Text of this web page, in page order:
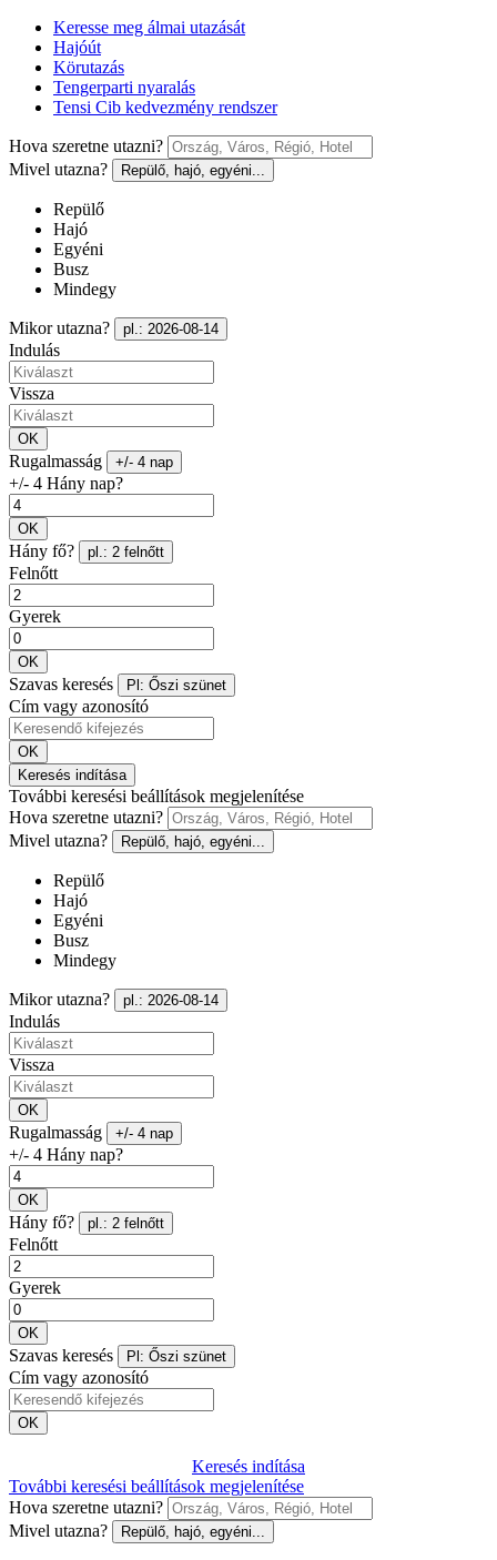
Keresse meg álmai utazását
Hajóút
Körutazás
Tengerparti nyaralás
Tensi Cib kedvezmény rendszer
Hova szeretne utazni?
Mivel utazna?
Repülő, hajó, egyéni...
Repülő
Hajó
Egyéni
Busz
Mindegy
Mikor utazna? pl.: 2026-08-14
Indulás
Vissza
OK
Rugalmasság +/- 4 nap
+/- 4 Hány nap?
OK
Hány fő? pl.: 2 felnőtt
Felnőtt
Gyerek
OK
Szavas keresés Pl: Őszi szünet
Cím vagy azonosító
OK
Keresés indítása
További keresési beállítások megjelenítése
Hova szeretne utazni?
Mivel utazna?
Repülő, hajó, egyéni...
Repülő
Hajó
Egyéni
Busz
Mindegy
Mikor utazna? pl.: 2026-08-14
Indulás
Vissza
OK
Rugalmasság +/- 4 nap
+/- 4 Hány nap?
OK
Hány fő? pl.: 2 felnőtt
Felnőtt
Gyerek
OK
Szavas keresés Pl: Őszi szünet
Cím vagy azonosító
OK
Keresés indítása
További keresési beállítások megjelenítése
Hova szeretne utazni?
Mivel utazna?
Repülő, hajó, egyéni...